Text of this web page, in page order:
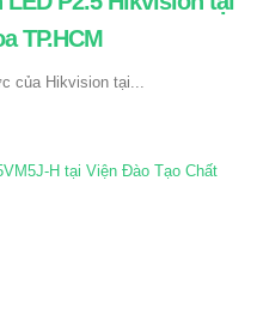
TP.HCM
của Hikvision tại...